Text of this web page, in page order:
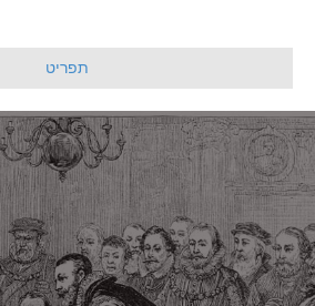
תפריט